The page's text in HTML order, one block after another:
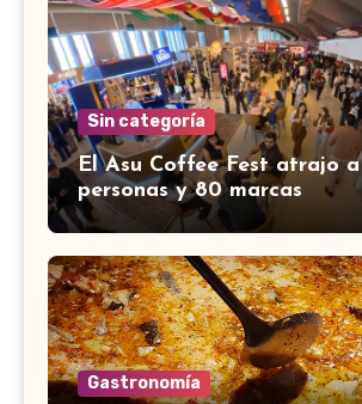
Sin categoría
El Asu Coffee Fest atrajo
personas y 80 marcas
Gastronomía